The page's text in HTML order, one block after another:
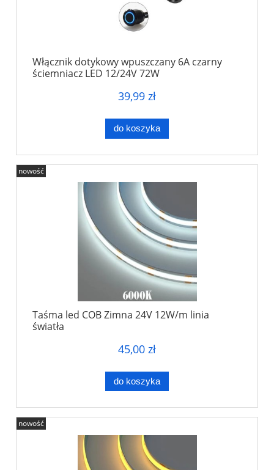
Włącznik dotykowy wpuszczany 6A czarny
ściemniacz LED 12/24V 72W
39,99 zł
do koszyka
Taśma led COB Zimna 24V 12W/m linia
światła
45,00 zł
do koszyka
nowość
nowość